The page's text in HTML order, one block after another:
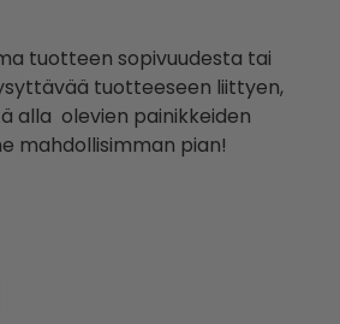
tuotteen sopivuudesta tai
tuotteeseen liittyen,
alla olevien painikkeiden
mahdollisimman pian!